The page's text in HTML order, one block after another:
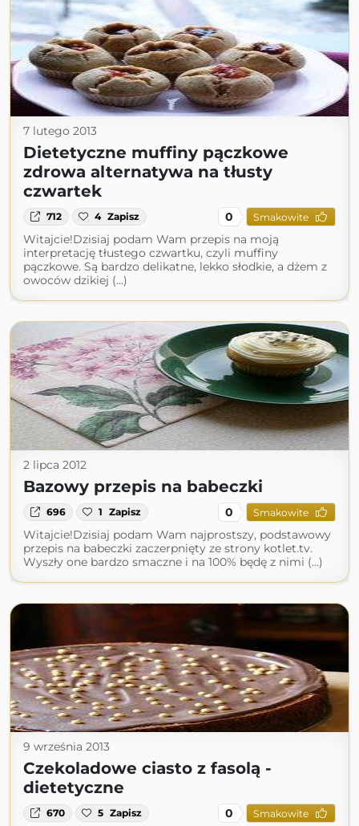
7 lutego 2013
Dietetyczne muffiny pączkowe
zdrowa alternatywa na tłusty
czwartek
712 4 Zapisz 0 Smakowite
Witajcie!Dzisiaj podam Wam przepis na moją
interpretację tłustego czwartku, czyli muffiny
pączkowe. Są bardzo delikatne, lekko słodkie, a dżem z
owoców dzikiej (...)
2 lipca 2012
Bazowy przepis na babeczki
696 1 Zapisz 0 Smakowite
Witajcie!Dzisiaj podam Wam najprostszy, podstawowy
przepis na babeczki zaczerpnięty ze strony kotlet.tv.
Wyszły one bardzo smaczne i na 100% będę z nimi (...)
9 września 2013
Czekoladowe ciasto z fasolą -
dietetyczne
670 5 Zapisz 0 Smakowite